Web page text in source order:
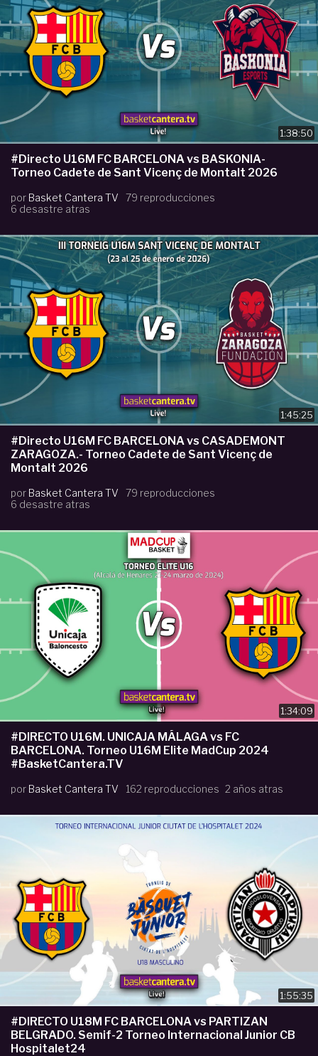
1:38:50
#Directo U16M FC BARCELONA vs BASKONIA-
Torneo Cadete de Sant Vicenç de Montalt 2026
por Basket Cantera TV
79 reproducciones
6 desastre atras
1:45:25
#Directo U16M FC BARCELONA vs CASADEMONT
ZARAGOZA.- Torneo Cadete de Sant Vicenç de
Montalt 2026
por Basket Cantera TV
79 reproducciones
6 desastre atras
1:34:09
#DIRECTO U16M. UNICAJA MÁLAGA vs FC
BARCELONA. Torneo U16M Elite MadCup 2024
#BasketCantera.TV
por Basket Cantera TV 162 reproducciones 2 años atras
1:55:35
#DIRECTO U18M FC BARCELONA vs PARTIZAN
BELGRADO. Semif-2 Torneo Internacional Junior CB
Hospitalet24